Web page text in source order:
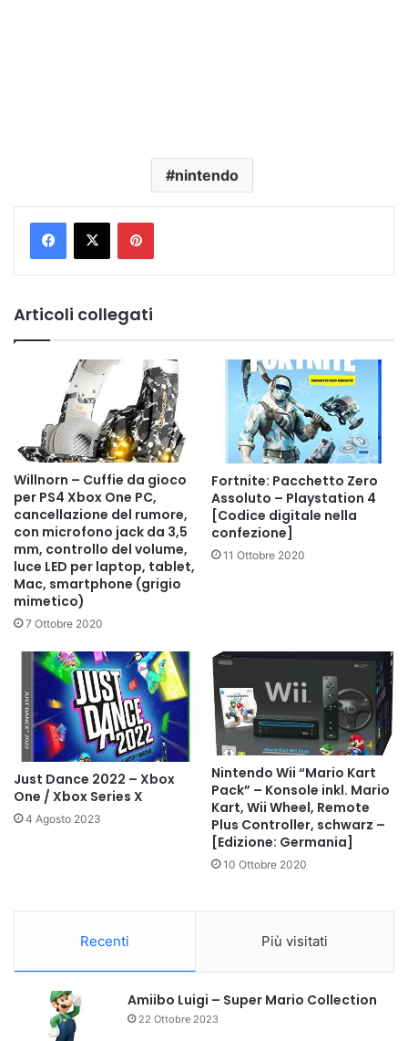
nintendo
Pinterest
Articoli collegati
Willnorn – Cuffie da gioco
per PS4 Xbox One PC,
cancellazione del rumore,
con microfono jack da 3,5
mm, controllo del volume,
luce LED per laptop, tablet,
Mac, smartphone (grigio
mimetico)
7 Ottobre 2020
Fortnite: Pacchetto Zero
Assoluto – Playstation 4
[Codice digitale nella
confezione]
11 Ottobre 2020
Just Dance 2022 – Xbox
One / Xbox Series X
4 Agosto 2023
Nintendo Wii “Mario Kart
Pack” – Konsole inkl. Mario
Kart, Wii Wheel, Remote
Plus Controller, schwarz –
[Edizione: Germania]
10 Ottobre 2020
Recenti Più visitati
Amiibo Luigi – Super Mario Collection
22 Ottobre 2023